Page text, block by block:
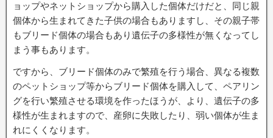
ョップやネットショップから購入した個体だけだと、同じ親
個体から生まれてきた子供の場合もありますし、その親子帯
もブリード個体の場合もあり遺伝子の多様性が無くなってし
まう事もあります。
ですから、ブリード個体のみで繁殖を行う場合、異なる複数
のペットショップ等からブリード個体を購入して、ペアリン
グを行い繁殖させる環境を作ったほうが、より、遺伝子の多
様性が生まれますので、産卵に失敗したり、弱い個体が生ま
れにくくなります。